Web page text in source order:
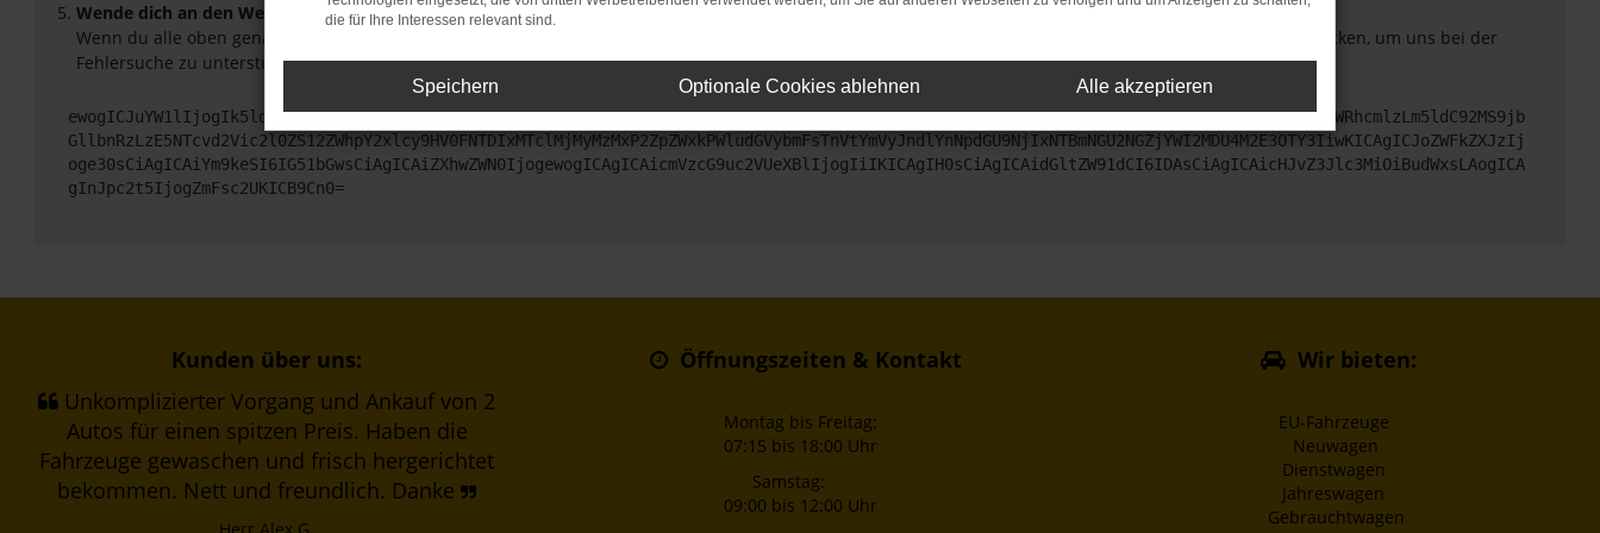
Wende dich an den Webseitenbetreiber.
Wenn du alle oben genannten Schritte versucht hast, kontaktiere uns bitte. Wir werden versuchen, das Problem zu beheben. Du kannst uns diesen Text schicken, um uns bei der
Fehlersuche zu unterstützen:
ewogICJuYW1lIjogIk5ldHdvcmtFcnJvciIsCiAgImNvbmZpZyI6IHsKICAgICJtZXRob2QiOiAiR0VUIiwKICAgICJ1cmwiOiAiaHR0cHM6Ly9hcGkueC5ha3MtcHJvZC5hdWRhcmlzLm5ldC92MS9jb
GllbnRzLzE5NTcvd2Vic2l0ZS12ZWhpY2xlcy9HV0FNTDIxMTclMjMyMzMxP2ZpZWxkPWludGVybmFsTnVtYmVyJndlYnNpdGU9NjIxNTBmNGU2NGZjYWI2MDU4M2E3OTY3IiwKICAgICJoZWFkZXJzIj
oge30sCiAgICAiYm9keSI6IG51bGwsCiAgICAiZXhwZWN0IjogewogICAgICAicmVzcG9uc2VUeXBlIjogIiIKICAgIH0sCiAgICAidGltZW91dCI6IDAsCiAgICAicHJvZ3Jlc3MiOiBudWxsLAogICA
gInJpc2t5IjogZmFsc2UKICB9Cn0=
Kunden über uns:
Unkomplizierter Vorgang und Ankauf von 2
Autos für einen spitzen Preis. Haben die
Fahrzeuge gewaschen und frisch hergerichtet
bekommen. Nett und freundlich. Danke
Öffnungszeiten & Kontakt
Montag bis Freitag:
07:15 bis 18:00 Uhr
Samstag:
09:00 bis 12:00 Uhr
Wir bieten:
EU-Fahrzeuge
Neuwagen
Dienstwagen
Jahreswagen
Gebrauchtwagen
die für Ihre Interessen relevant sind.
Speichern Optionale Cookies ablehnen Alle akzeptieren